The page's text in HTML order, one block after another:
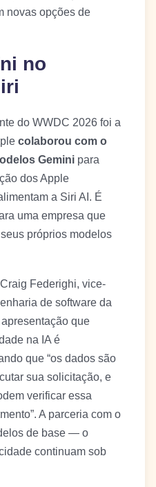
novas opções de
no
do WWDC 2026 foi a
colaborou com o
Gemini para
dos Apple
a Siri AI. É
uma empresa que
próprios modelos
Federighi, vice-
de software da
que
na IA é
que “os dados são
sua solicitação, e
verificar essa
A parceria com o
de base — o
continuam sob